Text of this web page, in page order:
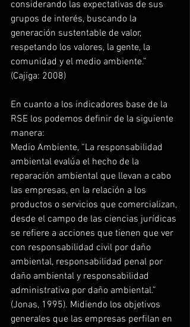
considerando las expectativas de sus
grupos de interés, buscando la
generación sustentable de valor,
respetando los valores, la gente, la
comunidad y el medio ambiente.”
(Cajiga: 2008)
En cuanto a los indicadores base de la
RSE los podemos definir de la siguiente
manera:
Medio Ambiente, “La responsabilidad
ambiental evalúa el hecho de la
reparación ambiental que llevan a cabo
las empresas, en la relación a los
productos o servicios que comercializan,
desde el campo de las ciencias jurídicas
se refiere a acciones que tienen que ver
con responsabilidad civil por daño
ambiental, responsabilidad penal por
daño ambiental y responsabilidad
administrativa por daño ambiental.”
(Jonas, 1995). Midiendo los objetivos
generales que las empresas perfilan en